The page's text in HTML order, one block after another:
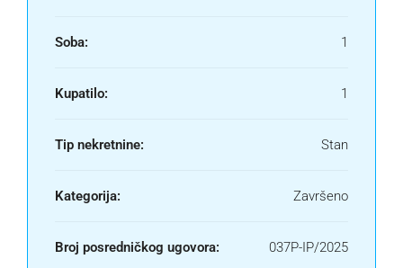
Soba: 1
Kupatilo: 1
Tip nekretnine: Stan
Kategorija: Završeno
Broj posredničkog ugovora: 037P-IP/2025